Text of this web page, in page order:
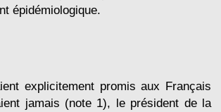
épidémiologique.
explicitement promis aux Français
jamais (note 1), le président de la